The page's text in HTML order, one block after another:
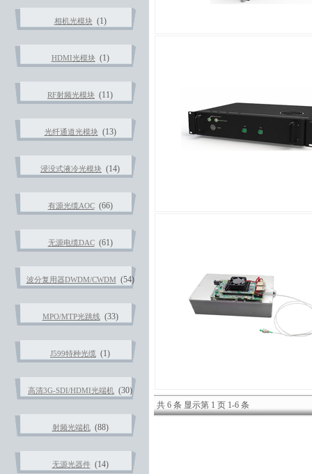
相机光模块(1)
HDMI光模块(1)
RF射频光模块 (11)
光纤通道光模块(13)
浸没式液冷光模块 (14)
有源光缆AOC(66)
无源电缆DAC(61)
波分复用器DWDM/CWDM (54)
MPO/MTP光跳线(33)
J599特种光缆 (1)
高清3G-SDI/HDMI光端机 (30)
射频光端机(88)
无源光器件(14)
共 6 条 显示第 1 页 1-6 条